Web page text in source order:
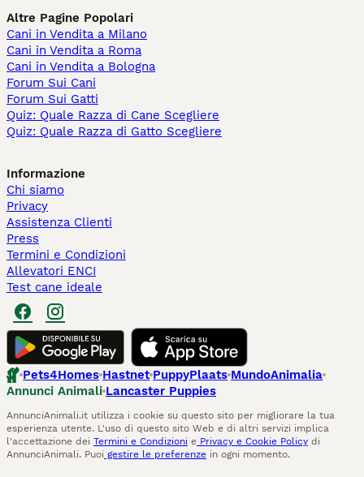
Altre Pagine Popolari
Cani in Vendita a Milano
Cani in Vendita a Roma
Cani in Vendita a Bologna
Forum Sui Cani
Forum Sui Gatti
Quiz: Quale Razza di Cane Scegliere
Quiz: Quale Razza di Gatto Scegliere
Informazione
Chi siamo
Privacy
Assistenza Clienti
Press
Termini e Condizioni
Allevatori ENCI
Test cane ideale
Pets4Homes Hastnet PuppyPlaats MundoAnimalia
Annunci Animali Lancaster Puppies
AnnunciAnimali.it utilizza i cookie su questo sito per migliorare la tua
esperienza utente. L'uso di questo sito Web e di altri servizi implica
l'accettazione dei Termini e Condizioni e Privacy e Cookie Policy di
AnnunciAnimali. Puoi gestire le preferenze in ogni momento.